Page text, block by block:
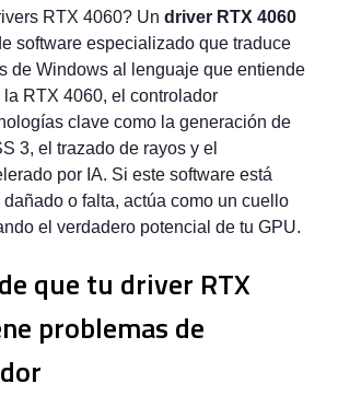
RTX 4060? Undriver RTX 4060
software especializado que traduce
de Windows al lenguaje que entiende
RTX 4060, el controlador
clave como la generación de
3, el trazado de rayos y el
por IA. Si este software está
o falta, actúa como un cuello
el verdadero potencial de tu GPU.
que tu driver RTX
problemas de